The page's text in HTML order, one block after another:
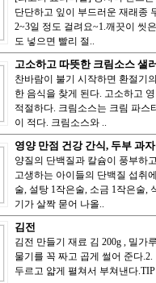
단단하고 잎이 부드러운 재래종
2~3일 정도 걸려요~1.깨끗이 씻
도 넣으면 빨리 절..
고소하고 따뜻한 크림소스 샐
찬바람이 불기 시작하면 환절기
한 음식을 찾게 된다. 고소하고
적절하다. 크림소스는 크림 파스
이 적다. 크림소스와 ..
영양 만점 건강 간식, 두부 과자
양질의 단백질과 칼슘이 풍부하
고생하는 아이들의 단백질 섭취
술, 설탕 1작은술, 소금 1작은술,
기가 살짝 묻어 나올..
김전
김전 만들기 재료 김 200g , 밀가
물기를 꼭 짜고 곱게 썰어 준다
두르고 얇게 펼쳐서 부쳐낸다